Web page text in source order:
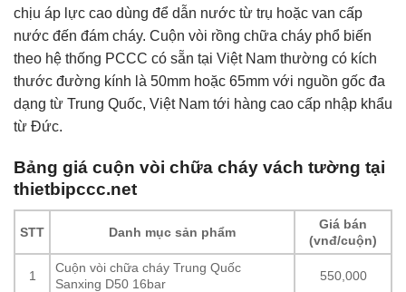
chịu áp lực cao dùng để dẫn nước từ trụ hoặc van cấp
nước đến đám cháy. Cuộn vòi rồng chữa cháy phổ biến
theo hệ thống PCCC có sẵn tại Việt Nam thường có kích
thước đường kính là 50mm hoặc 65mm với nguồn gốc đa
dạng từ Trung Quốc, Việt Nam tới hàng cao cấp nhập khẩu
từ Đức.
Bảng giá cuộn vòi chữa cháy vách tường tại
thietbipccc.net
STT Danh mục sản phẩm
Giá bán
(vnđ/cuộn)
1
Cuộn vòi chữa cháy Trung Quốc
Sanxing D50 16bar
550,000